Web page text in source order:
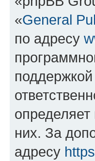
«General
по адресу
них. За
адресу